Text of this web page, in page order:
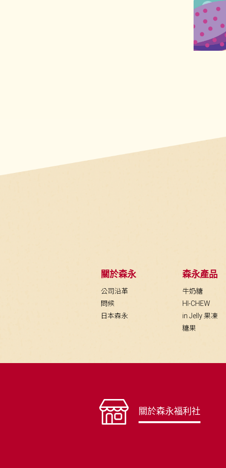
關於森永
公司沿革
問候
日本森永
森永產品
牛奶糖
HI-CHEW
in Jelly 果凍
糖果
關於森永福利社